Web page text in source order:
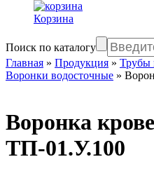
Корзина
Поиск по каталогу
Главная » Продукция » Трубы
Воронки водосточные »
Воронка
ТП-01.У.100